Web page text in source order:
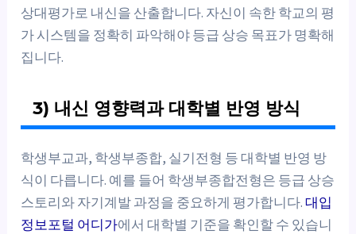
상대평가로 내신을 산출합니다. 자신이 속한 학교의 평
가 시스템을 정확히 파악해야 등급 상승 목표가 명확해
집니다.
3) 내신 영향력과 대학별 반영 방식
학생부교과, 학생부종합, 실기전형 등 대학별 반영 방
식이 다릅니다. 예를 들어 학생부종합전형은 등급 상승
스토리와 자기계발 과정을 중요하게 평가합니다.대입
정보포털 어디가에서 대학별 기준을 확인할 수 있습니